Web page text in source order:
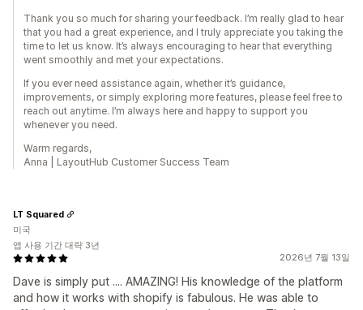
Thank you so much for sharing your feedback. I’m really glad to hear
that you had a great experience, and I truly appreciate you taking the
time to let us know. It’s always encouraging to hear that everything
went smoothly and met your expectations.
If you ever need assistance again, whether it’s guidance,
improvements, or simply exploring more features, please feel free to
reach out anytime. I’m always here and happy to support you
whenever you need.
Warm regards,
Anna | LayoutHub Customer Success Team
2026년 7월 13일
Dave is simply put .... AMAZING! His knowledge of the platform
and how it works with shopify is fabulous. He was able to
LT Squared
미국
앱 사용 기간 대략 3년